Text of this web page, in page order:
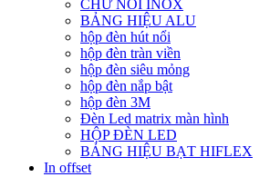
CHỮ NỔI INOX
BẢNG HIỆU ALU
hộp đèn hút nổi
hộp đèn tràn viền
hộp đèn siêu mỏng
hộp đèn nắp bật
hộp đèn 3M
Đèn Led matrix màn hình
HỘP ĐÈN LED
BẢNG HIỆU BẠT HIFLEX
In offset